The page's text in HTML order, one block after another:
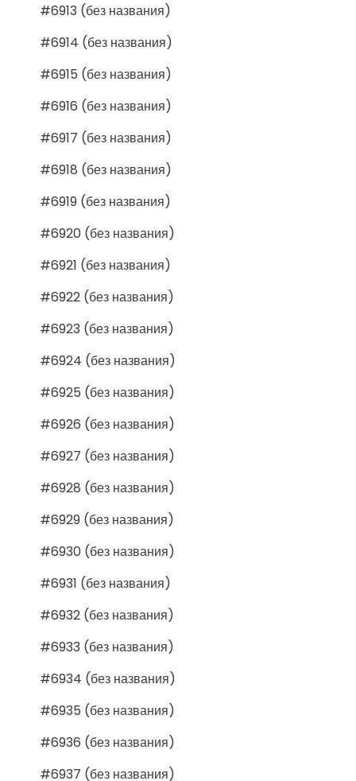
#6913 (без названия)
#6914 (без названия)
#6915 (без названия)
#6916 (без названия)
#6917 (без названия)
#6918 (без названия)
#6919 (без названия)
#6920 (без названия)
#6921 (без названия)
#6922 (без названия)
#6923 (без названия)
#6924 (без названия)
#6925 (без названия)
#6926 (без названия)
#6927 (без названия)
#6928 (без названия)
#6929 (без названия)
#6930 (без названия)
#6931 (без названия)
#6932 (без названия)
#6933 (без названия)
#6934 (без названия)
#6935 (без названия)
#6936 (без названия)
#6937 (без названия)